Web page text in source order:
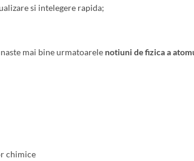
si intelegere rapida;
mai bine urmatoarele notiuni de fizica a
chimice